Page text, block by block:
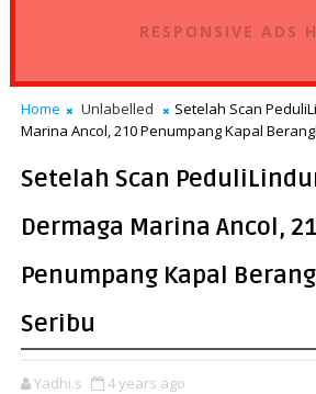
RESPONSIVE ADS
Home Unlabelled
Setelah Scan
Marina Ancol, 210 Penumpang Kapal
Setelah Scan
Dermaga Marina Ancol,
Penumpang Kapal
Seribu
Yadhi.s 4 years ago